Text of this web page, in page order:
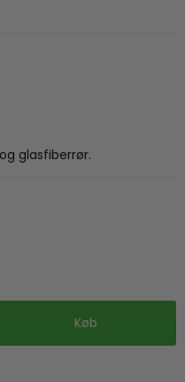
glasfiberrør.
Køb